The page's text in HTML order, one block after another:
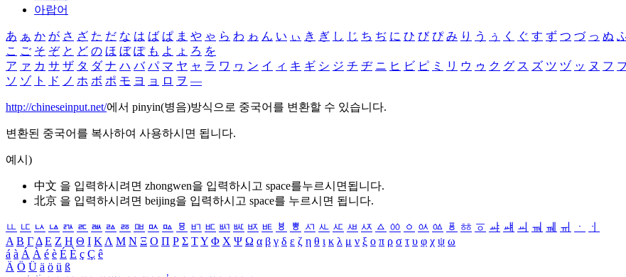
아랍어
あ ぁ か が さ ざ た だ な は ば ぱ ま や ゃ ら わ ゎ ん い ぃ き ぎ し じ ち ぢ に ひ び ぴ み り う ぅ く ぐ す ず つ づ っ ぬ
こ ご そ ぞ と ど の ほ ぼ ぽ も よ ょ ろ を
ア ァ カ サ ザ タ ダ ナ ハ バ パ マ ヤ ャ ラ ワ ヮ ン イ ィ キ ギ シ ジ チ ヂ ニ ヒ ビ ピ ミ リ ウ ゥ ク グ ス ズ ツ ヅ ッ ヌ フ
ソ ゾ ト ド ノ ホ ボ ポ モ ヨ ョ ロ ヲ ―
http://chineseinput.net/에서 pinyin(병음)방식으로 중국어를 변환할 수 있습니다.
변환된 중국어를 복사하여 사용하시면 됩니다.
예시)
中文 을 입력하시려면 zhongwen을 입력하시고 space를누르시면됩니다.
北京 을 입력하시려면 beijing을 입력하시고 space를 누르시면 됩니다.
ㅥ ㅦ ㅧ ㅨ ㅩ ㅪ ㅫ ㅬ ㅭ ㅮ ㅯ ㅰ ㅱ ㅲ ㅳ ㅴ ㅵ ㅶ ㅷ ㅸ ㅹ ㅺ ㅻ ㅼ ㅽ ㅾ ㅿ ㆀ ㆁ ㆂ ㆃ ㆄ ㆅ ㆆ ㆇ ㆈ ㆉ ㆊ ㆋ ㆌ ㆍ
ㆎ
Α Β ΓΔ Ε Ζ Η Θ Ι ΚΛ Μ Ν Ξ Ο Π Ρ Σ ΤΥ Φ Χ Ψ Ω α β γ δ ε ζ η θ ι κ λ μ ν ξ ο π ρ σ τ υ φ χ ψ ω
á à Á À é è É È ç Ç ê
Ä Ö Ü ä ö ü ß